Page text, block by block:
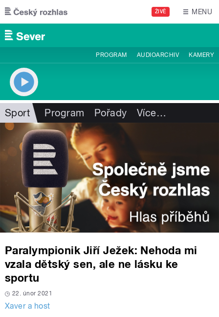
Přejít k hlavnímu obsahu
ŽIVĚ MENU
PROGRAM AUDIOARCHIV KAMERY
Sport Program Pořady Více…
Paralympionik Jiří Ježek: Nehoda mi
vzala dětský sen, ale ne lásku ke
sportu
22. únor 2021
Xaver a host